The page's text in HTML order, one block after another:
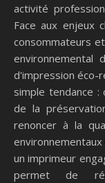
activité
Face aux enjeux
consommateurs
environnemental
d'impression éco-
simple tendance
de la
renoncer à la
un imprimeur
permet de